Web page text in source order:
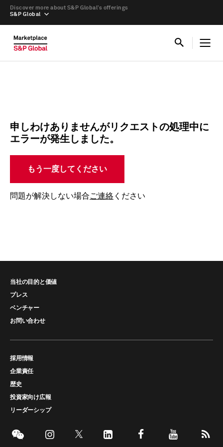
S&P Global
Discover more about S&P Global’s offerings
申しわけありませんがリクエストの処理中に
エラーが発生しました。
もう一度してください
問題が解決しない場合ご連絡 ください
当社の目的と価値
プレス
ベンチャー
お問い合わせ
採用情報
企業責任
歴史
投資家向け広報
リーダーシップ